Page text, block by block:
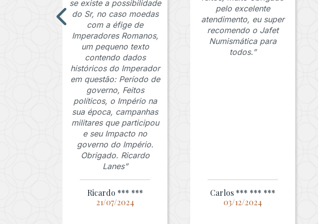
se existe a possibilidade
do Sr, no caso moedas
com a éfige de
Imperadores Romanos,
um pequeno texto
contendo dados
históricos do Imperador
em questão: Período de
governo, Feitos
políticos, o Império na
sua época, campanhas
militares que participou
e seu Impacto no
governo do Império.
Obrigado. Ricardo
Lanes”
Ricardo *** ***
21/07/2024
pelo excelente
atendimento, eu super
recomendo o Jafet
Numismática para
todos.”
Carlos *** *** ***
03/12/2024